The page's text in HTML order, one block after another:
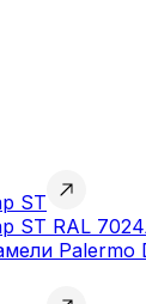
ST
ST RAL 7024
Palermo